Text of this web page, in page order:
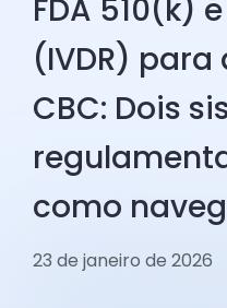
FDA 510(k)
(IVDR)
CBC: Dois
como
23 de janeiro de 2026